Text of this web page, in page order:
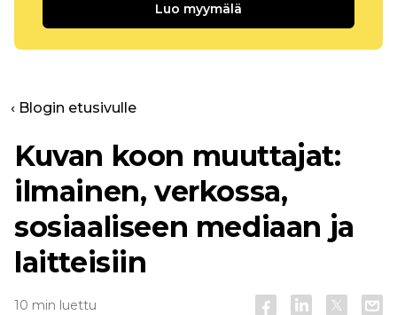
Luo myymälä
‹ Blogin etusivulle
Kuvan koon muuttajat:
ilmainen, verkossa,
sosiaaliseen mediaan ja
laitteisiin
10 min luettu